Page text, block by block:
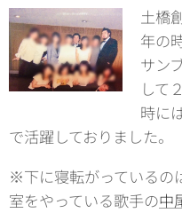
土橋
年の
サン
して
時に
で活躍しておりました。
※下に寝転がっているの
室をやっている歌手の中